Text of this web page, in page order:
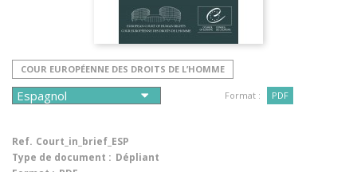
COUR EUROPÉENNE DES DROITS DE L’HOMME
Format : PDF
Ref. Court_in_brief_ESP
Type de document : Dépliant